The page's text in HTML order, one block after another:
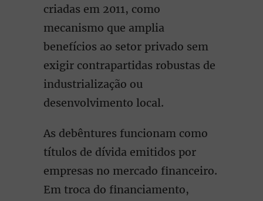
criadas em 2011, como
mecanismo que amplia
benefícios ao setor privado sem
exigir contrapartidas robustas de
industrialização ou
desenvolvimento local.
As debêntures funcionam como
títulos de dívida emitidos por
empresas no mercado financeiro.
Em troca do financiamento,